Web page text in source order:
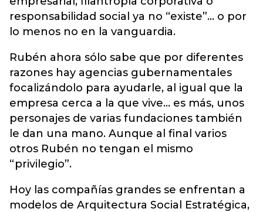
responsabilidad social ya no “existe”… o por
lo menos no en la vanguardia.
Rubén ahora sólo sabe que por diferentes
razones hay agencias gubernamentales
focalizándolo para ayudarle, al igual que la
empresa cerca a la que vive… es más, unos
personajes de varias fundaciones también
le dan una mano. Aunque al final varios
otros Rubén no tengan el mismo
“privilegio”.
Hoy las compañías grandes se enfrentan a
modelos de Arquitectura Social Estratégica,